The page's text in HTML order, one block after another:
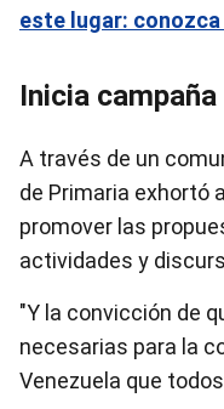
este lugar: conozca
Inicia
A través de un
de Primaria exhortó
promover las
actividades y
"Y la convicción de
necesarias para la
Venezuela que